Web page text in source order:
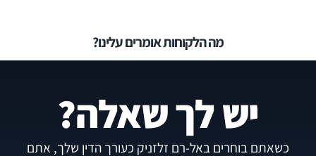
מה הלקוחות אומרים עלינו?
יש לך שאלה?
כשאתם בוחרים באל-רם זלזניק כעורך הדין שלך, אתם